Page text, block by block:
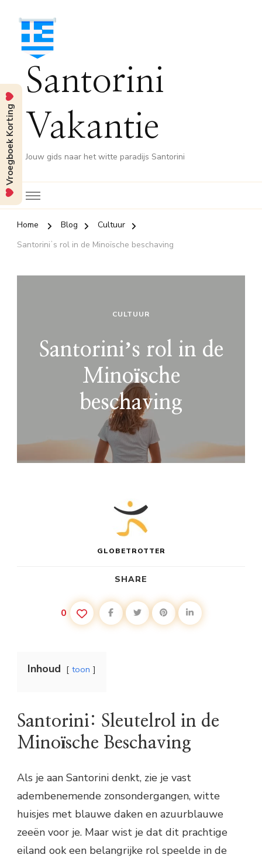
Santorini
Vakantie
Jouw gids naar het witte paradijs Santorini
Home Blog
Cultuur
Santoriniʼs rol in de Minoïsche beschaving
CULTUUR
Santoriniʼs rol in de
Minoïsche
beschaving
GLOBETROTTER
SHARE
0
Inhoud toon
Santorini: Sleutelrol in de
Minoïsche Beschaving
Als je aan Santorini denkt, zie je vast
adembenemende zonsondergangen, witte
huisjes met blauwe daken en azuurblauwe
zeeën voor je. Maar wist je dat dit prachtige
eiland ook een belangrijke rol speelde in de
Vroegboek Korting